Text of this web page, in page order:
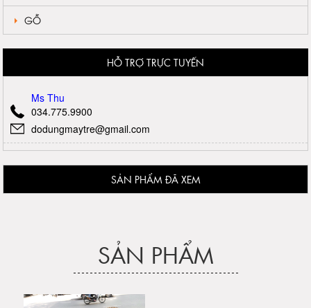
GỖ
HỖ TRỢ TRỰC TUYẾN
Ms Thu
034.775.9900
dodungmaytre@gmail.com
SẢN PHẨM ĐÃ XEM
SẢN PHẨM